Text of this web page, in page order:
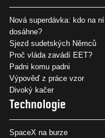
Nová superdávka: kdo na ní
dosáhne?
Sjezd sudetských Němců
Proč vláda zavádí EET?
Padni komu padni
Výpověď z práce vzor
Divoký kačer
Technologie
SpaceX na burze